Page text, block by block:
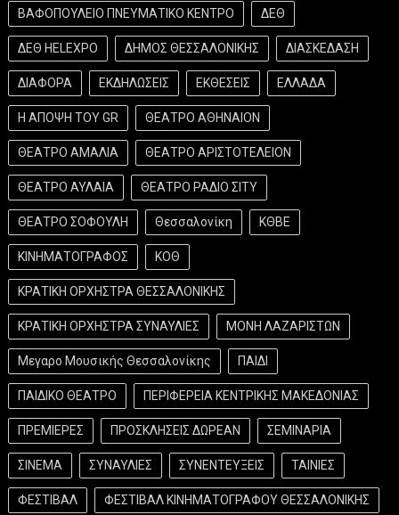
ΒΑΦΟΠΟΥΛΕΙΟ ΠΝΕΥΜΑΤΙΚΟ ΚΕΝΤΡΟ ΔΕΘ
ΔΕΘ HELEXPO ΔΗΜΟΣ ΘΕΣΣΑΛΟΝΙΚΗΣ ΔΙΑΣΚΕΔΑΣΗ
ΔΙΑΦΟΡΑ ΕΚΔΗΛΩΣΕΙΣ ΕΚΘΕΣΕΙΣ ΕΛΛΑΔΑ
Η ΑΠΟΨΗ ΤΟΥ GR ΘΕΑΤΡΟ ΑΘΗΝΑΙΟΝ
ΘΕΑΤΡΟ ΑΜΑΛΙΑ ΘΕΑΤΡΟ ΑΡΙΣΤΟΤΕΛΕΙΟΝ
ΘΕΑΤΡΟ ΑΥΛΑΙΑ ΘΕΑΤΡΟ ΡΑΔΙΟ ΣΙΤΥ
ΘΕΑΤΡΟ ΣΟΦΟΥΛΗ Θεσσαλονίκη ΚΘΒΕ
ΚΙΝΗΜΑΤΟΓΡΑΦΟΣ ΚΟΘ
ΚΡΑΤΙΚΗ ΟΡΧΗΣΤΡΑ ΘΕΣΣΑΛΟΝΙΚΗΣ
ΚΡΑΤΙΚΗ ΟΡΧΗΣΤΡΑ ΣΥΝΑΥΛΙΕΣ ΜΟΝΗ ΛΑΖΑΡΙΣΤΩΝ
Μεγαρο Μουσικής Θεσσαλονίκης ΠΑΙΔΙ
ΠΑΙΔΙΚΟ ΘΕΑΤΡΟ ΠΕΡΙΦΕΡΕΙΑ ΚΕΝΤΡΙΚΗΣ ΜΑΚΕΔΟΝΙΑΣ
ΠΡΕΜΙΕΡΕΣ ΠΡΟΣΚΛΗΣΕΙΣ ΔΩΡΕΑΝ ΣΕΜΙΝΑΡΙΑ
ΣΙΝΕΜΑ ΣΥΝΑΥΛΙΕΣ ΣΥΝΕΝΤΕΥΞΕΙΣ ΤΑΙΝΙΕΣ
ΦΕΣΤΙΒΑΛ ΦΕΣΤΙΒΑΛ ΚΙΝΗΜΑΤΟΓΡΑΦΟΥ ΘΕΣΣΑΛΟΝΙΚΗΣ